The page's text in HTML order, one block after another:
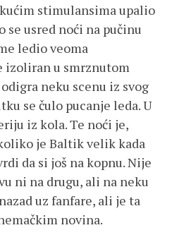
stimulansima upalio
se usred noći na pučinu
ledio veoma
izoliran u smrznutom
neku scenu iz svog
se čulo pucanje leda. U
iz kola. Te noći je,
je Baltik velik kada
da si još na kopnu. Nije
ni na drugu, ali na neku
uz fanfare, ali je ta
novina.